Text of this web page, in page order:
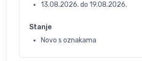
13.08.2026. do 19.08.2026.
Stanje
Novo s oznakama